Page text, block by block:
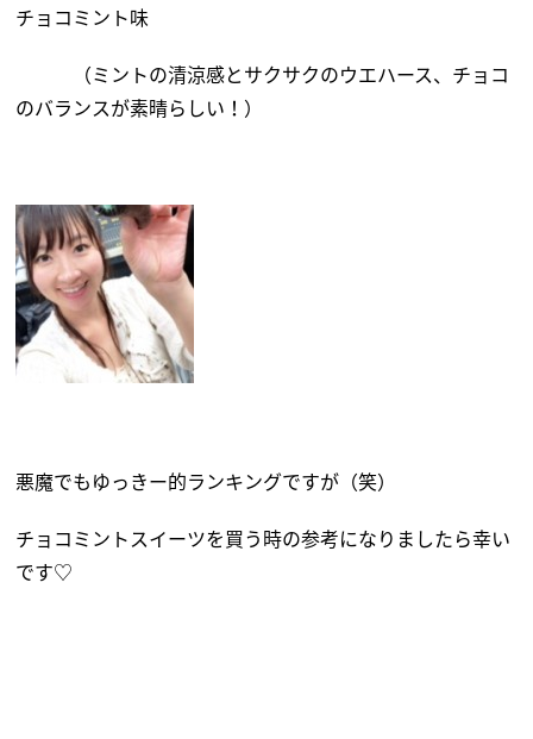
チョコミント味
（ミントの清涼感とサクサクのウエハース、チョコ
のバランスが素晴らしい！）
悪魔でもゆっきー的ランキングですが（笑）
チョコミントスイーツを買う時の参考になりましたら幸い
です♡